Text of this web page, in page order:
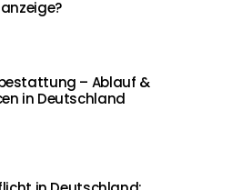
– Ablauf &
in Deutschland